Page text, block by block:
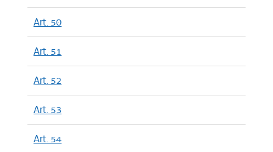
Art. 50
Art. 51
Art. 52
Art. 53
Art. 54